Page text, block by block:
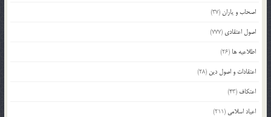
اصحاب و یاران(37)
اصول اعتقادی (777)
اطلاعیه ها (26)
اعتقادات و اصول دین (28)
اعتکاف (43)
اعیاد اسلامی (211)